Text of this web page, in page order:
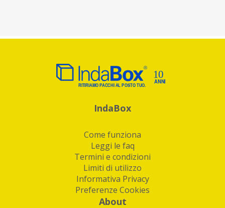
IndaBox
Come funziona
Leggi le faq
Termini e condizioni
Limiti di utilizzo
Informativa Privacy
Preferenze Cookies
About